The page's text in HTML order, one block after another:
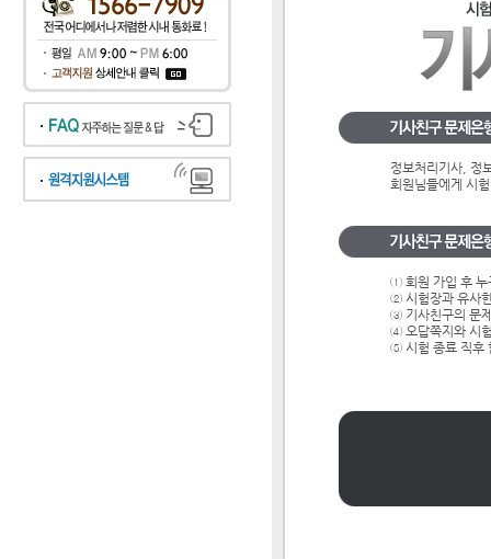
정보처리기사, 정
회원님들에게 시
① 회원 가입 후 누
② 시험장과 유사
③ 기사친구의 문
④ 오답쪽지와 시
⑤ 시험 종료 직후